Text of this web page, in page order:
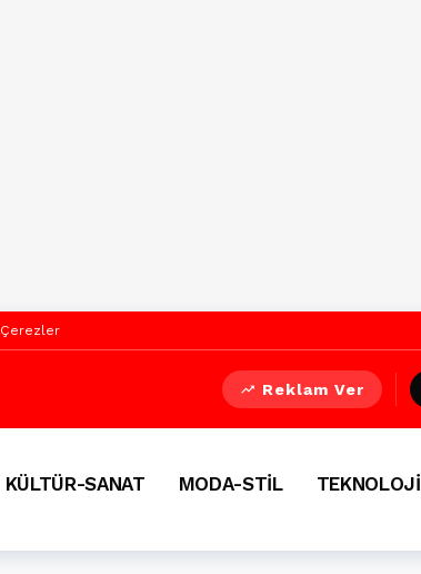
Çerezler
Reklam Ver
KÜLTÜR-SANAT MODA-STİL TEKNOLOJİ